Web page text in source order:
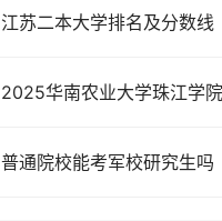
江苏二本大学排名及分数线
2025华南农业大学珠江学
普通院校能考军校研究生吗